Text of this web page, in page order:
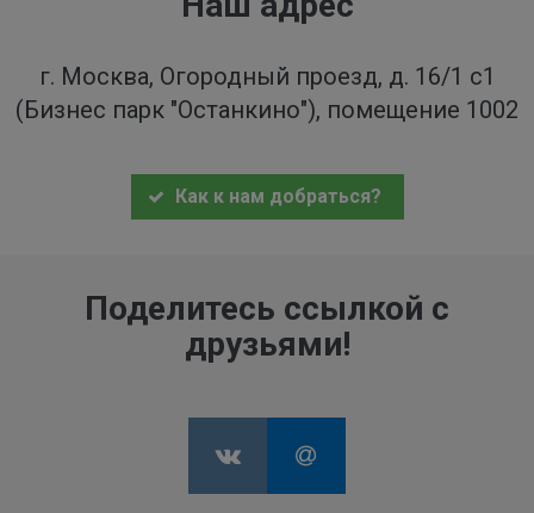
г. Москва, Огородный проезд, д. 16/1 с1
(Бизнес парк "Останкино"), помещение 1002
Как к нам добраться?
Поделитесь ссылкой с
друзьями!